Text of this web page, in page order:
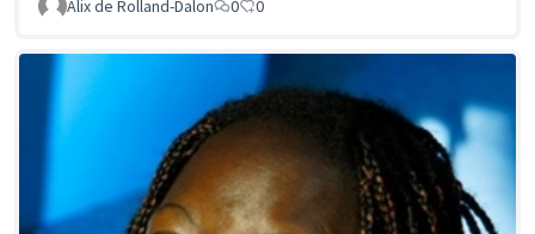
Alix de Rolland-Dalon 0 0